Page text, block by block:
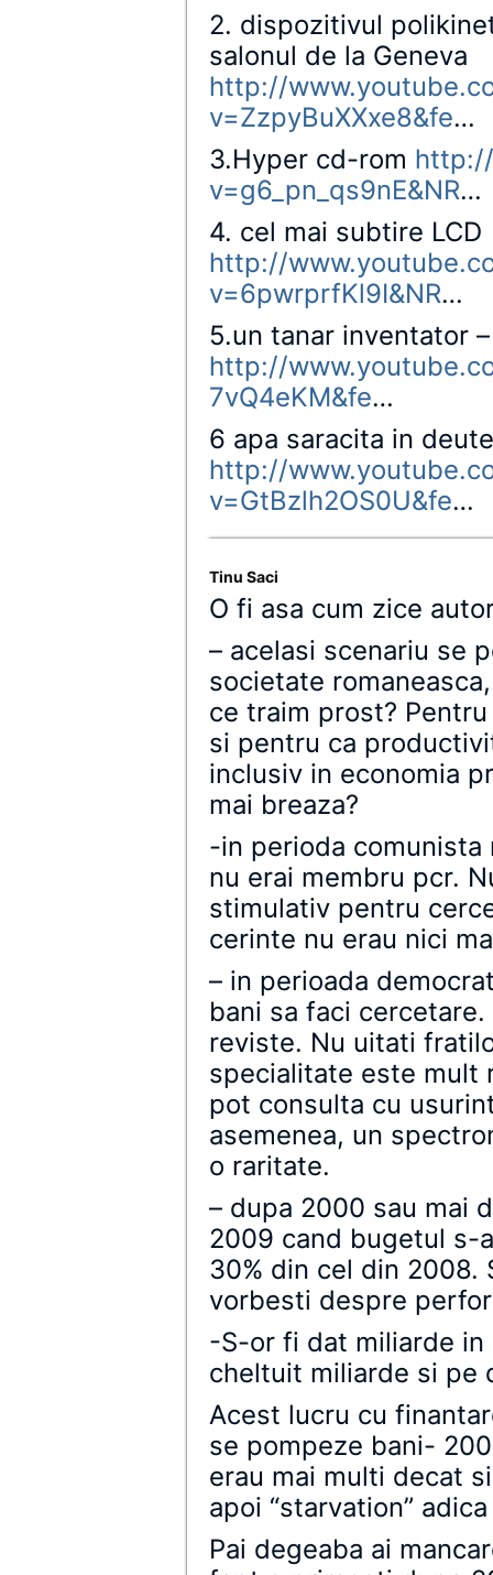
2. dispozitivul
salonul de la Geneva
http://
v=ZzpyBuXXxe8&fe…
3.Hyper cd-rom
v=g6_pn_qs9nE&NR…
4. cel mai subtire LCD
http://
v=6pwrprfKl9I&NR…
5.un tanar inventator
http://
7vQ4eKM&fe…
6 apa saracita in
http://
v=GtBzlh2OS0U&fe…
Tinu Saci
O fi asa cum zice
– acelasi scenariu se
societate
ce traim prost?
si pentru ca
inclusiv in economia
mai breaza?
-in perioda comunista
nu erai membru pcr.
stimulativ pentru
cerinte nu erau nici
– in perioada
bani sa faci
reviste. Nu uitati
specialitate este mult
pot consulta cu
asemenea, un
o raritate.
– dupa 2000 sau mai
2009 cand bugetul s-
30% din cel din 2008.
vorbesti despre
-S-or fi dat miliarde
cheltuit miliarde si pe
Acest lucru cu
se pompeze bani-
erau mai multi decat
apoi “starvation”
Pai degeaba ai